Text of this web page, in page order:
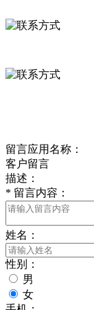
留言应用名称：
客户留言
描述：
* 留言内容：
姓名：
性别：
男
女